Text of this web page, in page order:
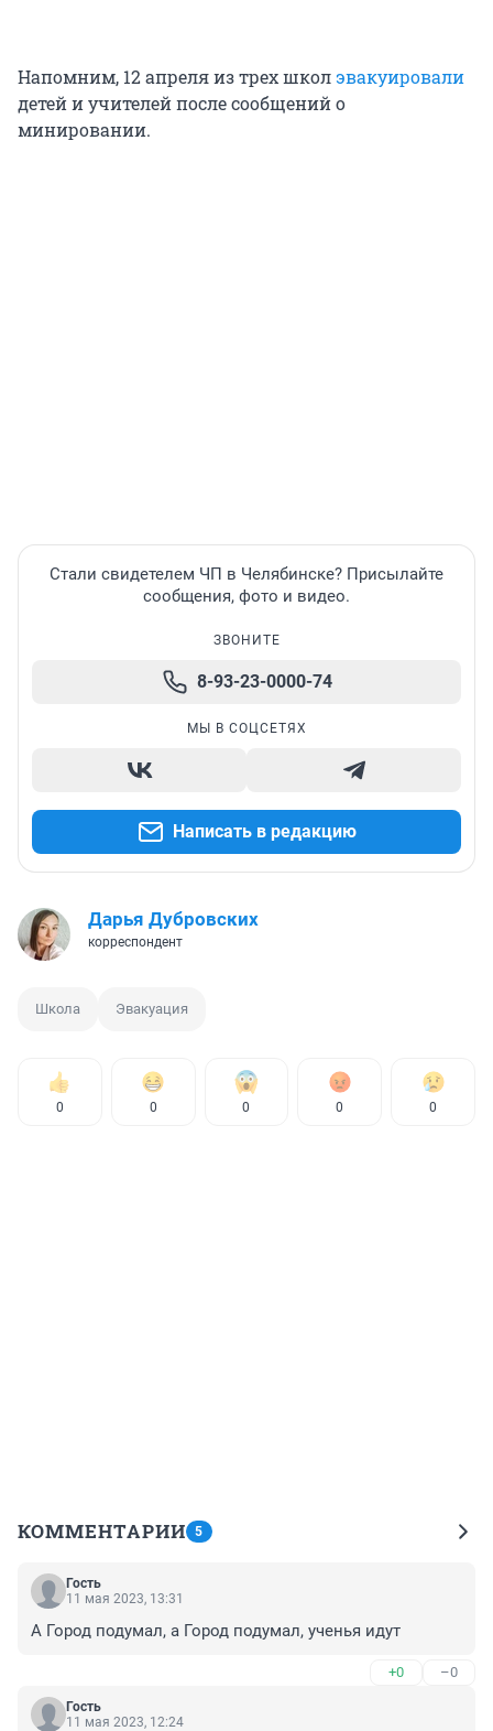
Напомним, 12 апреля из трех школэвакуировали
детей и учителей после сообщений о
минировании.
Стали свидетелем ЧП в Челябинске? Присылайте
сообщения, фото и видео.
ЗВОНИТЕ
8-93-23-0000-74
МЫ В СОЦСЕТЯХ
Написать в редакцию
Дарья Дубровских
корреспондент
Школа Эвакуация
0 0 0 0 0
КОММЕНТАРИИ 5
Гость
11 мая 2023, 13:31
А Город подумал, а Город подумал, ученья идут
+0 –0
Гость
11 мая 2023, 12:24